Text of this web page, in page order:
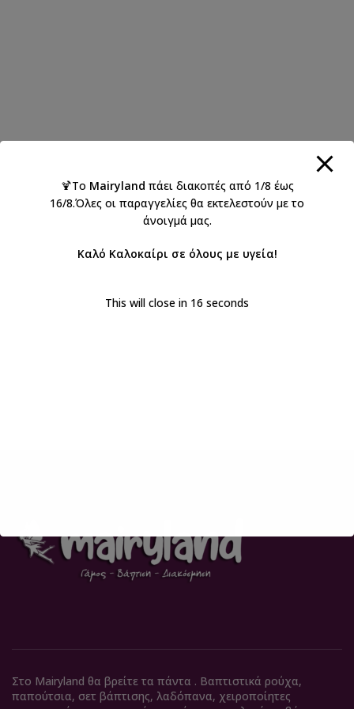
Στο Mairyland θα βρείτε τα πάντα . Βαπτιστικά ρούχα,
παπούτσια, σετ βάπτισης, λαδόπανα, χειροποίητες
🍹Το Mairyland πάει διακοπές από 1/8 έως
16/8.Όλες οι παραγγελίες θα εκτελεστούν με το
άνοιγμά μας.
Καλό Καλοκαίρι σε όλους με υγεία!
This will close in 16 seconds